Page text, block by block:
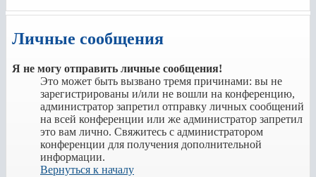
Личные сообщения
Я не могу отправить личные сообщения!
Это может быть вызвано тремя причинами: вы не
зарегистрированы и/или не вошли на конференцию,
администратор запретил отправку личных сообщений
на всей конференции или же администратор запретил
это вам лично. Свяжитесь с администратором
конференции для получения дополнительной
информации.
Вернуться к началу